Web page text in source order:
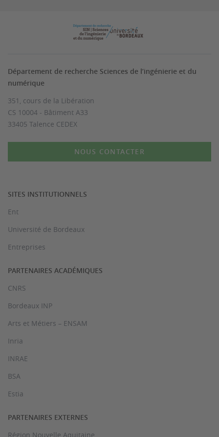
Département de recherche Sciences de l’ingénierie et du
numérique
351, cours de la Libération
CS 10004 - Bâtiment A33
33405 Talence CEDEX
NOUS CONTACTER
SITES INSTITUTIONNELS
Ent
Université de Bordeaux
Entreprises
PARTENAIRES ACADÉMIQUES
CNRS
Bordeaux INP
Arts et Métiers – ENSAM
Inria
INRAE
BSA
Estia
PARTENAIRES EXTERNES
Région Nouvelle Aquitaine